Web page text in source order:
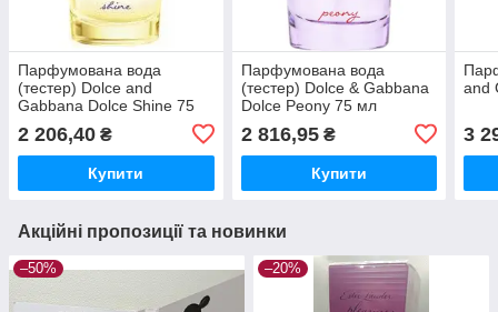
Парфумована вода
(тестер) Dolce and
Gabbana Dolce Shine 75
2 206,40 ₴
Купити
Парфумована вода
(тестер) Dolce & Gabbana
Dolce Peony 75 мл
2 816,95₴
Купити
and
3
Акційні пропозиції та новинки
–50% –20%